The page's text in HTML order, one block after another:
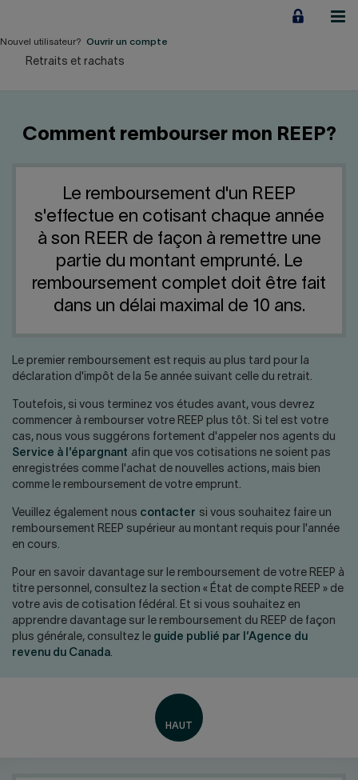
contenu
Notre Impact
À propos
LIENS RAPIDES
Nous joindre Salle de presse
Nouvel utilisateur? Ouvrir un compte
Retraits et rachats
Comment rembourser mon REEP?
Le remboursement d'un REEP
s'effectue en cotisant chaque année
à son REER de façon à remettre une
partie du montant emprunté. Le
remboursement complet doit être fait
dans un délai maximal de 10 ans.
Le premier remboursement est requis au plus tard pour la
déclaration d'impôt de la 5e année suivant celle du retrait.
Toutefois, si vous terminez vos études avant, vous devrez
commencer à rembourser votre REEP plus tôt. Si tel est votre
cas, nous vous suggérons fortement d'appeler nos agents du
Service à l’épargnant afin que vos cotisations ne soient pas
enregistrées comme l'achat de nouvelles actions, mais bien
comme le remboursement de votre emprunt.
Veuillez également nous contacter si vous souhaitez faire un
remboursement REEP supérieur au montant requis pour l'année
en cours.
Pour en savoir davantage sur le remboursement de votre REEP à
titre personnel, consultez la section « État de compte REEP » de
votre avis de cotisation fédéral. Et si vous souhaitez en
apprendre davantage sur le remboursement du REEP de façon
plus générale, consultez le guide publié par l’Agence du
revenu du Canada.